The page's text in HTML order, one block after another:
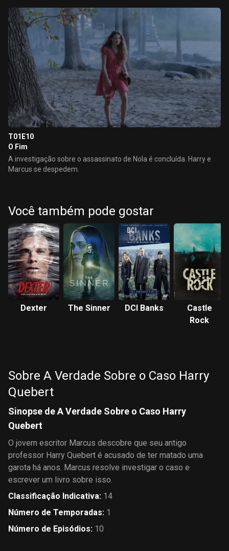
T01E10
O Fim
A investigação sobre o assassinato de Nola é concluída. Harry e
Marcus se despedem.
Você também pode gostar
Dexter The Sinner DCI Banks
Castle
Rock
Sobre A Verdade Sobre o Caso Harry
Quebert
Sinopse de A Verdade Sobre o Caso Harry
Quebert
O jovem escritor Marcus descobre que seu antigo
professor Harry Quebert é acusado de ter matado uma
garota há anos. Marcus resolve investigar o caso e
escrever um livro sobre isso.
Classificação Indicativa: 14
Número de Temporadas: 1
Número de Episódios: 10